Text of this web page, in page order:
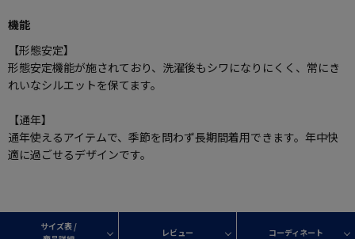
機能
【形態安定】
形態安定機能が施されており、洗濯後もシワになりにくく、常にき
れいなシルエットを保てます。
【通年】
通年使えるアイテムで、季節を問わず長期間着用できます。年中快
適に過ごせるデザインです。
サイズ表 /
レビュー コーディネート